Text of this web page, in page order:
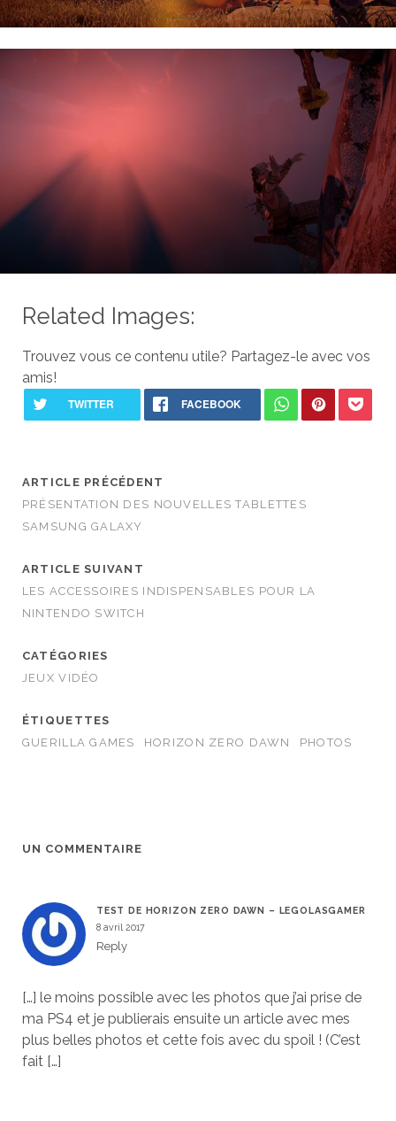
Related Images:
Trouvez vous ce contenu utile? Partagez-le avec vos
amis!
ARTICLE PRÉCÉDENT
PRÉSENTATION DES NOUVELLES TABLETTES
SAMSUNG GALAXY
ARTICLE SUIVANT
LES ACCESSOIRES INDISPENSABLES POUR LA
NINTENDO SWITCH
CATÉGORIES
JEUX VIDÉO
ÉTIQUETTES
GUERILLA GAMES
HORIZON ZERO DAWN PHOTOS
UN COMMENTAIRE
TEST DE HORIZON ZERO DAWN – LEGOLASGAMER
8 avril 2017
Reply
[…] le moins possible avec les photos que j’ai prise de
ma PS4 et je publierais ensuite un article avec mes
plus belles photos et cette fois avec du spoil ! (C’est
fait […]